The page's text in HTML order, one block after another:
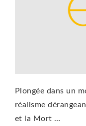
Plongée dans un
réalisme
et la Mort …